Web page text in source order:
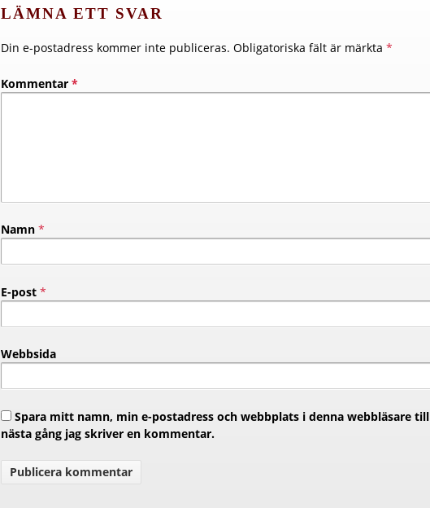
LÄMNA ETT SVAR
Din e-postadress kommer inte publiceras. Obligatoriska fält är märkta *
Kommentar *
Namn *
E-post *
Webbsida
Spara mitt namn, min e-postadress och webbplats i denna webbläsare till
nästa gång jag skriver en kommentar.